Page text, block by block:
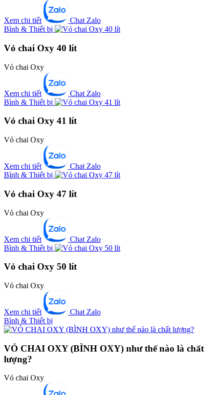
Xem chi tiết
Chat Zalo
Bình & Thiết bị
Vỏ chai Oxy 40 lít
Vỏ chai Oxy
Xem chi tiết
Chat Zalo
Bình & Thiết bị
Vỏ chai Oxy 41 lít
Vỏ chai Oxy
Xem chi tiết
Chat Zalo
Bình & Thiết bị
Vỏ chai Oxy 47 lít
Vỏ chai Oxy
Xem chi tiết
Chat Zalo
Bình & Thiết bị
Vỏ chai Oxy 50 lít
Vỏ chai Oxy
Xem chi tiết
Chat Zalo
Bình & Thiết bị
VỎ CHAI OXY (BÌNH OXY) như thế nào là chất
lượng?
Vỏ chai Oxy